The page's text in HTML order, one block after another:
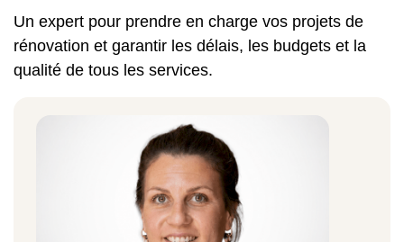
Isolation thermique
Entre 20 et 60 €/m² pour les revenus
Un expert pour prendre en charge vos projets de
rénovation et garantir les délais, les budgets et la
qualité de tous les services.